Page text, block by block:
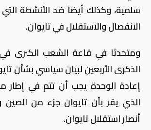
سلمية، وكذلك أيضاً ضد الأنشطة
الانفصال والاستقلال في تايوان.
ومتحدثا في قاعة الشعب الكبرى
الذكرى الأربعين لبيان سياسي بشأن
إعادة الوحدة يجب أن تتم في إطار
الذي يقر بأن تايوان جزء من
أنصار استقلال تايوان.